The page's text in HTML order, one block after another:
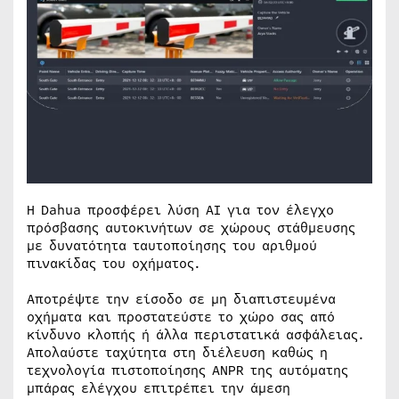
Η Dahua προσφέρει λύση AI για τον έλεγχο
πρόσβασης αυτοκινήτων σε χώρους στάθμευσης
με δυνατότητα ταυτοποίησης του αριθμού
πινακίδας του οχήματος.
Αποτρέψτε την είσοδο σε μη διαπιστευμένα
οχήματα και προστατεύστε το χώρο σας από
κίνδυνο κλοπής ή άλλα περιστατικά ασφάλειας.
Απολαύστε ταχύτητα στη διέλευση καθώς η
τεχνολογία πιστοποίησης ANPR της αυτόματης
μπάρας ελέγχου επιτρέπει την άμεση